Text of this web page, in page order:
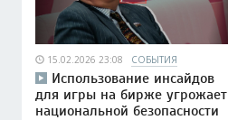
15.02.2026 23:08 СОБЫТИЯ
Использование инсайдов
для игры на бирже угрожает
национальной безопасности